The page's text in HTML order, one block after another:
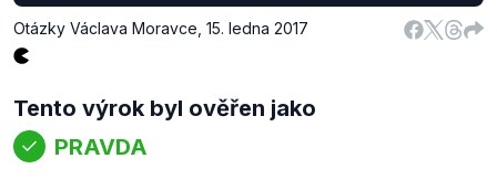
Otázky Václava Moravce 15. ledna 2017
Tento výrok byl ověřen jako
PRAVDA